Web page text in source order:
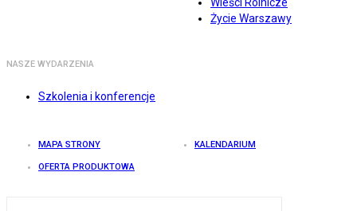
Życie Warszawy
NASZE WYDARZENIA
Szkolenia i konferencje
MAPA STRONY KALENDARIUM
OFERTA PRODUKTOWA